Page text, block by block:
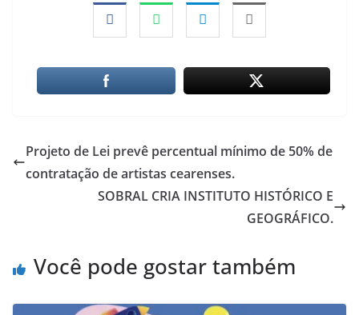
Projeto de Lei prevê percentual mínimo de 50% de
contratação de artistas cearenses.
SOBRAL CRIA INSTITUTO HISTÓRICO E
GEOGRÁFICO.
Você pode gostar também